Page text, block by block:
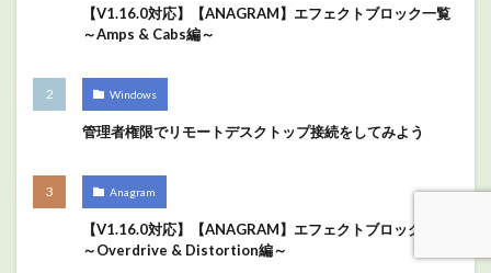
【V1.16.0対応】【ANAGRAM】エフェクトブロック一覧
～Amps & Cabs編～
Windows
管理者権限でリモートデスクトップ接続をしてみよう
Anagram
【V1.16.0対応】【ANAGRAM】エフェクトブロック一覧
～Overdrive & Distortion編～